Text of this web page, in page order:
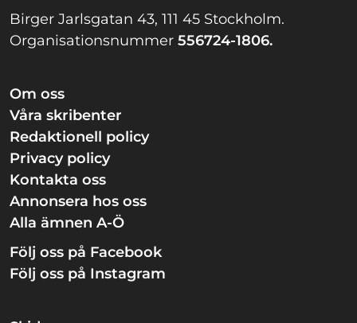
Birger Jarlsgatan 43, 111 45 Stockholm.
Organisationsnummer 556724-1806.
Om oss
Våra skribenter
Redaktionell policy
Privacy policy
Kontakta oss
Annonsera hos oss
Alla ämnen A-Ö
Följ oss på Facebook
Följ oss på Instagram